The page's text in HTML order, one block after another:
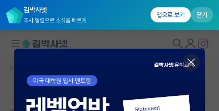
김박사넷
푸시 알림으로 소식을 빠르게
앱으로 보기 닫기
대학원생 모집
국내대학원 정보
커뮤니티 홈
본문이 수정되지 않는 박제글입니다.